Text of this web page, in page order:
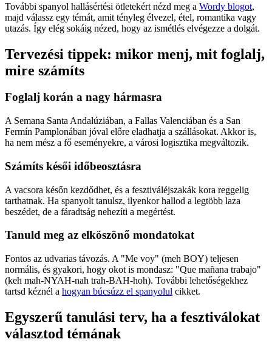
További spanyol hallásértési ötletekért nézd meg a Wordy blogot,
majd válassz egy témát, amit tényleg élvezel, étel, romantika vagy
utazás. Így elég sokáig nézed, hogy az ismétlés elvégezze a dolgát.
Tervezési tippek: mikor menj, mit foglalj,
mire számíts
Foglalj korán a nagy hármasra
A Semana Santa Andalúziában, a Fallas Valenciában és a San
Fermín Pamplonában jóval előre eladhatja a szállásokat. Akkor is,
ha nem mész a fő eseményekre, a városi logisztika megváltozik.
Számíts késői időbeosztásra
A vacsora későn kezdődhet, és a fesztiváléjszakák kora reggelig
tarthatnak. Ha spanyolt tanulsz, ilyenkor hallod a legtöbb laza
beszédet, de a fáradtság nehezíti a megértést.
Tanuld meg az elköszönő mondatokat
Fontos az udvarias távozás. A "Me voy" (meh BOY) teljesen
normális, és gyakori, hogy okot is mondasz: "Que mañana trabajo"
(keh mah-NYAH-nah trah-BAH-hoh). További lehetőségekhez
tartsd kéznél a hogyan búcsúzz el spanyolul cikket.
Egyszerű tanulási terv, ha a fesztiválokat
választod témának